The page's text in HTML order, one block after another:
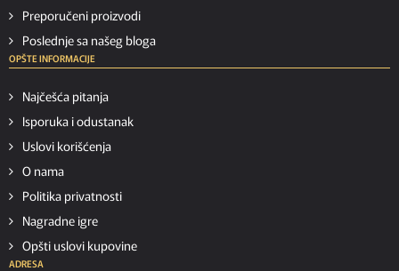
Preporučeni proizvodi
Poslednje sa našeg bloga
OPŠTE INFORMACIJE
Najčešća pitanja
Isporuka i odustanak
Uslovi korišćenja
O nama
Politika privatnosti
Nagradne igre
Opšti uslovi kupovine
ADRESA